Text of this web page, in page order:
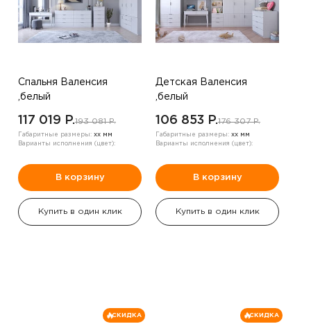
Спальня Валенсия
,белый
117 019 P.193 081 P.
Габаритные размеры: хх мм
Варианты исполнения (цвет):
В корзину
Купить в один клик
Детская Валенсия
,белый
106 853 P.176 307 P.
Габаритные размеры: хх мм
Варианты исполнения (цвет):
В корзину
Купить в один клик
СКИДКА СКИДКА